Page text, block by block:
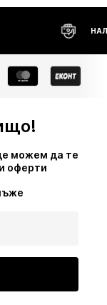
НАЛОЖЕН ПЛАТЕЖ
можем да те
оферти